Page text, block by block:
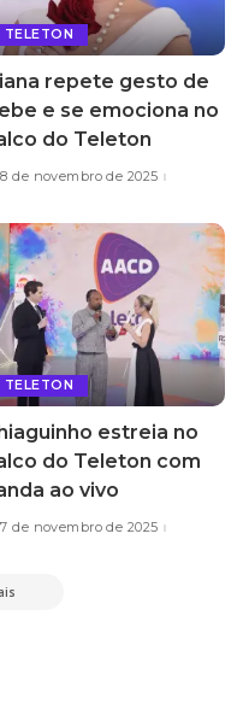
TELETON
repete gesto de
e se emociona no
do Teleton
8 de novembro de 2025
TELETON
estreia no
do Teleton com
ao vivo
7 de novembro de 2025